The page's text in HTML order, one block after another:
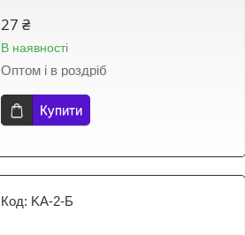
27 ₴
В наявності
Оптом і в роздріб
Купити
KA-2-Б